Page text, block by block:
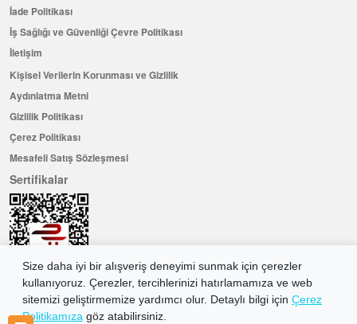
Size daha iyi bir alışveriş deneyimi sunmak için çerezler
kullanıyoruz. Çerezler, tercihlerinizi hatırlamamıza ve web
sitemizi geliştirmemize yardımcı olur. Detaylı bilgi için Çerez
Politikamıza göz atabilirsiniz.
İade Politikası
İş Sağlığı ve Güvenliği Çevre Politikası
İletişim
Kişisel Verilerin Korunması ve Gizlilik
Aydınlatma Metni
Gizlilik Politikası
Çerez Politikası
Mesafeli Satış Sözleşmesi
Sertifikalar
Hemen Üye Olun ...ve 100 ₺ değerinde indirim kuponu kazanın